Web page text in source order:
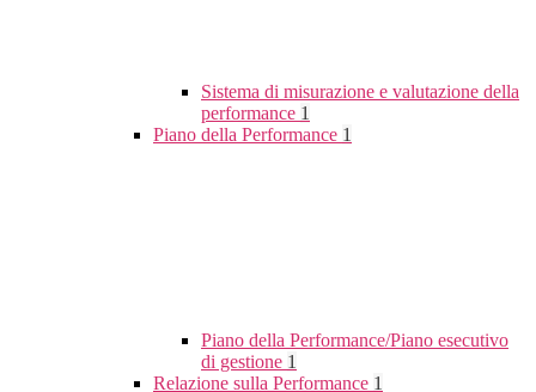
Sistema di misurazione e valutazione della
performance 1
Piano della Performance 1
Piano della Performance/Piano esecutivo
di gestione 1
Relazione sulla Performance 1